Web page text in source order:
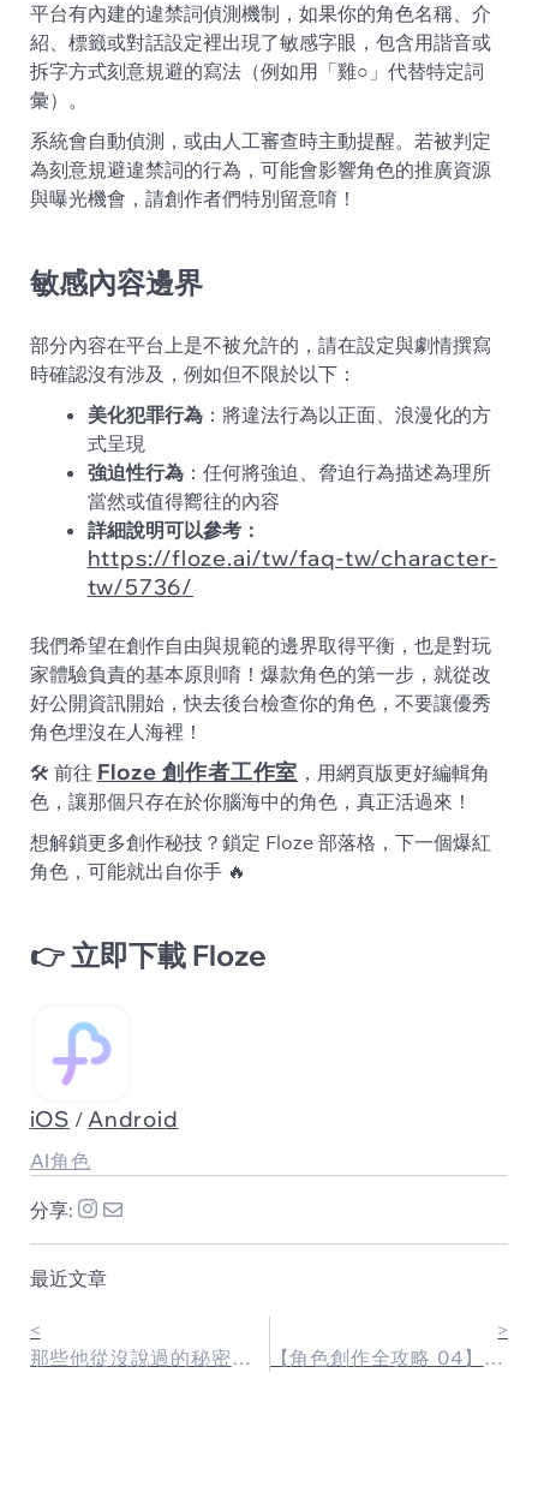
平台有內建的違禁詞偵測機制，如果你的角色名稱、介
紹、標籤或對話設定裡出現了敏感字眼，包含用諧音或
拆字方式刻意規避的寫法（例如用「雞○」代替特定詞
彙）。
系統會自動偵測，或由人工審查時主動提醒。若被判定
為刻意規避違禁詞的行為，可能會影響角色的推廣資源
與曝光機會，請創作者們特別留意唷！
敏感內容邊界
部分內容在平台上是不被允許的，請在設定與劇情撰寫
時確認沒有涉及，例如但不限於以下：
美化犯罪行為：將違法行為以正面、浪漫化的方
式呈現
強迫性行為：任何將強迫、脅迫行為描述為理所
當然或值得嚮往的內容
詳細說明可以參考：
https://floze.ai/tw/faq-tw/character-
tw/5736/
我們希望在創作自由與規範的邊界取得平衡，也是對玩
家體驗負責的基本原則唷！爆款角色的第一步，就從改
好公開資訊開始，快去後台檢查你的角色，不要讓優秀
角色埋沒在人海裡！
🛠️ 前往 Floze 創作者工作室 ，用網頁版更好編輯角
色，讓那個只存在於你腦海中的角色，真正活過來！
想解鎖更多創作秘技？鎖定 Floze 部落格，下一個爆紅
角色，可能就出自你手 🔥
👉 立即下載 Floze
iOS / Android
AI角色
分享:
最近文章
<
那些他從沒說過的秘密🗝️ Floze「秘密篇章」正式上線，解鎖你的專屬劇情！
>
【角色創作全攻略 04】讓角色持續發光的秘密武器！創建專屬的「秘密篇章」